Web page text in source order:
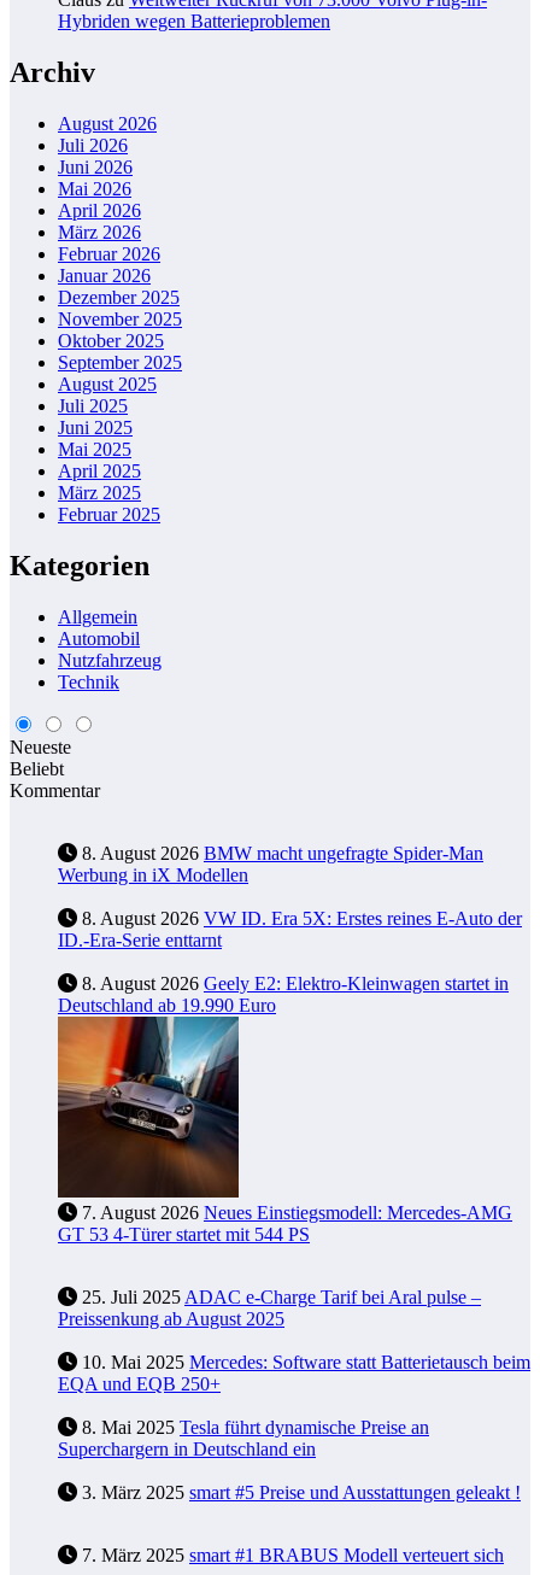
Hybriden wegen Batterieproblemen
Archiv
August 2026
Juli 2026
Juni 2026
Mai 2026
April 2026
März 2026
Februar 2026
Januar 2026
Dezember 2025
November 2025
Oktober 2025
September 2025
August 2025
Juli 2025
Juni 2025
Mai 2025
April 2025
März 2025
Februar 2025
Kategorien
Allgemein
Automobil
Nutzfahrzeug
Technik
Neueste
Beliebt
Kommentar
8. August 2026 BMW macht ungefragte Spider-Man
Werbung in iX Modellen
8. August 2026 VW ID. Era 5X: Erstes reines E-Auto der
ID.-Era-Serie enttarnt
8. August 2026 Geely E2: Elektro-Kleinwagen startet in
Deutschland ab 19.990 Euro
7. August 2026 Neues Einstiegsmodell: Mercedes-AMG
GT 53 4-Türer startet mit 544 PS
25. Juli 2025 ADAC e-Charge Tarif bei Aral pulse –
Preissenkung ab August 2025
10. Mai 2025 Mercedes: Software statt Batterietausch beim
EQA und EQB 250+
8. Mai 2025 Tesla führt dynamische Preise an
Superchargern in Deutschland ein
3. März 2025 smart #5 Preise und Ausstattungen geleakt !
7. März 2025 smart #1 BRABUS Modell verteuert sich